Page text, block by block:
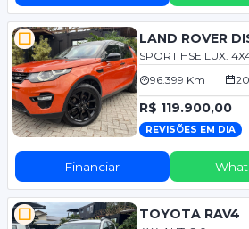
LAND ROVER
SPORT HSE LUX.
96.399 Km
R$ 119.900,00
REVISÕES EM DIA
Financiar
TOYOTA RAV4